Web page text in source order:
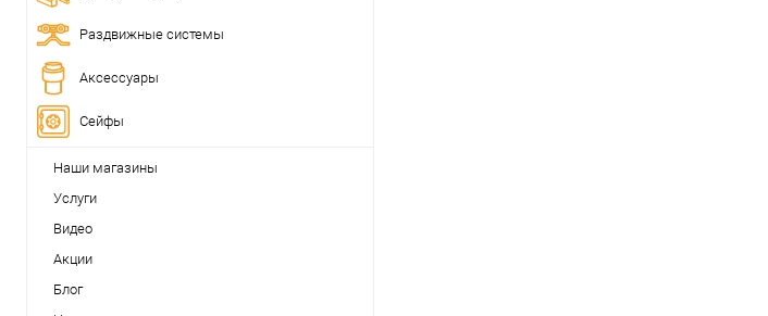
Раздвижные системы
Аксессуары
Сейфы
Наши магазины
Услуги
Видео
Акции
Блог